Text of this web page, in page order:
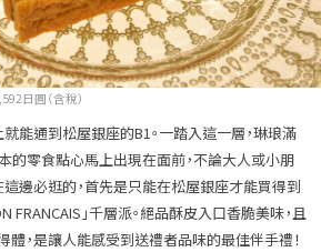
日圓（含稅）
能通到松屋銀座的B1。一踏入這一層，琳琅滿
的零食點心馬上出現在面前，不論大人或小朋
邊必逛的，首先是只能在松屋銀座才能買得到
FRANCAIS」千層派。絕品酥皮入口香脆美味，且
，是讓人能感受到送禮者品味的最佳伴手禮！